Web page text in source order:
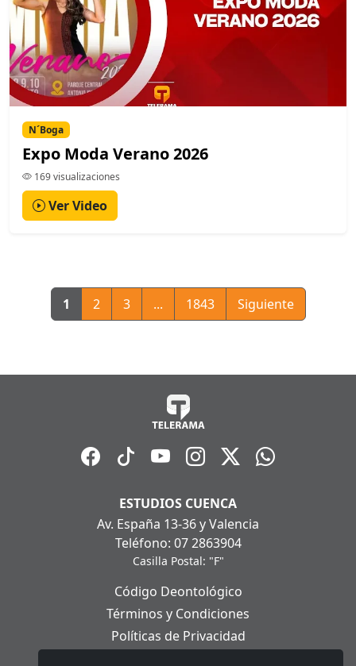
N´Boga
Expo Moda Verano 2026
169 visualizaciones
Ver Video
1 2 3 ... 1843 Siguiente
ESTUDIOS CUENCA
Av. España 13-36 y Valencia
Teléfono: 07 2863904
Casilla Postal: "F"
Código Deontológico
Términos y Condiciones
Políticas de Privacidad